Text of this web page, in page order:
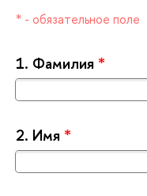
* - обязательное поле
1. Фамилия *
2. Имя *